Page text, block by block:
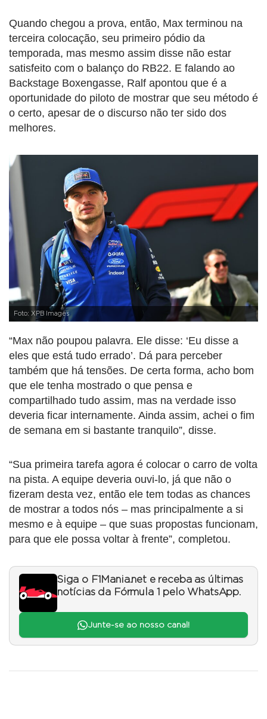
Quando chegou a prova, então, Max terminou na
terceira colocação, seu primeiro pódio da
temporada, mas mesmo assim disse não estar
satisfeito com o balanço do RB22. E falando ao
Backstage Boxengasse, Ralf apontou que é a
oportunidade do piloto de mostrar que seu método é
o certo, apesar de o discurso não ter sido dos
melhores.
Foto: XPB Images
“Max não poupou palavra. Ele disse: ‘Eu disse a
eles que está tudo errado’. Dá para perceber
também que há tensões. De certa forma, acho bom
que ele tenha mostrado o que pensa e
compartilhado tudo assim, mas na verdade isso
deveria ficar internamente. Ainda assim, achei o fim
de semana em si bastante tranquilo”, disse.
“Sua primeira tarefa agora é colocar o carro de volta
na pista. A equipe deveria ouvi-lo, já que não o
fizeram desta vez, então ele tem todas as chances
de mostrar a todos nós – mas principalmente a si
mesmo e à equipe – que suas propostas funcionam,
para que ele possa voltar à frente”, completou.
Siga o F1Mania.net e receba as últimas
notícias da Fórmula 1 pelo WhatsApp.
Junte-se ao nosso canal!